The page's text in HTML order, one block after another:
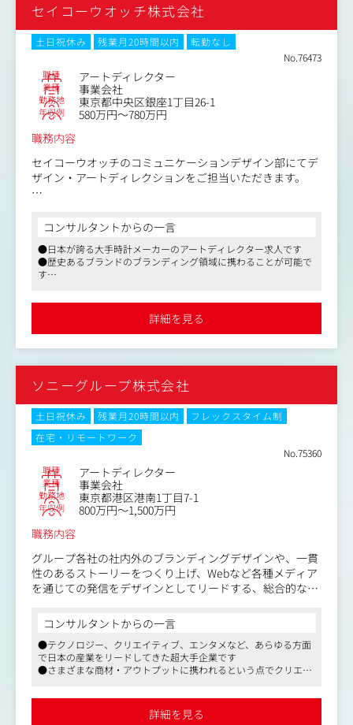
ロケハン、撮影現場/モデル手配、撮影現場での構成指
示、カメラマンとの連携など撮影工程のディレクション
・レタッチ・ビジュアル加工作業およびディレクション
・キービジュアルの企画・デザイン
ブランドの核を捉えたキービジュアルの企画・制作
・Webデザイン
新商品発売に伴うWebデザイン業務全般
セイコーウオッチ株式会社
土日祝休み 残業月20時間以内
転勤なし
No.76473
職種 アートディレクター
業種 事業会社
勤務地 東京都中央区銀座1丁目26-1
年収例
580万円～780万円
職務内容
セイコーウオッチのコミュニケーションデザイン部にてデ
ザイン・アートディレクションをご担当いただきます。
のクリエイティブを担っていただく想定のポジションです
（プロダクトデザインは別部署で担っています）。デザイ
ナーおよびアートディレクターの方が複数在籍しており、
社内で制作を進める体制を整えています。
ドをご担当いただく予定です。
コンサルタントからの一言
●日本が誇る大手時計メーカーのアートディレクター求人です
●歴史あるブランドのブランディング領域に携わることが可能で
す
詳細を見る
ソニーグループ株式会社
土日祝休み 残業月20時間以内
フレックスタイム制
在宅・リモートワーク
No.75360
職種 アートディレクター
業種 事業会社
勤務地 東京都港区港南1丁目7-1
年収例
800万円～1,500万円
職務内容
グループ各社の社内外のブランディングデザインや、一貫
性のあるストーリーをつくり上げ、Webなど各種メディア
を通じての発信をデザインとしてリードする、総合的なク
自ら手を動かして、グループが手がける製品・サービスに
関するロゴ、パッケージ、映像、空間をデザインをする機
会も多々あります。
コンサルタントからの一言
●テクノロジー、クリエイティブ、エンタメなど、あらゆる方面
で日本の産業をリードしてきた超大手企業です
●さまざまな商材・アウトプットに携われるという点でクリエイ
たアドバイスをさせていただきます
詳細を見る